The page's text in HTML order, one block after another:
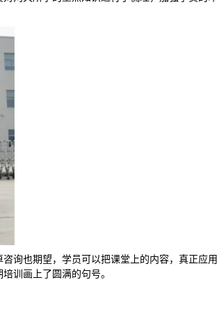
咨询也期望，学员可以把课堂上的内容，真正应用
训画上了圆满的句号。